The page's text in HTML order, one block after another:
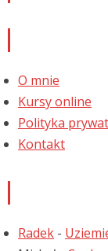
O mnie
Kursy online
Polityka
Kontakt
Radek -